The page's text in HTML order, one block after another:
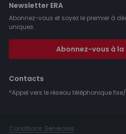
Newsletter ERA
Abonnez-vous et soyez le premier à
uniques.
Abonnez-vous à
Contacts
*Appel vers le réseau téléphonique
Conditions Générales